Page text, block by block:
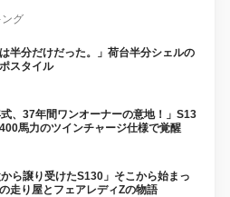
グ
は半分だけだった。」荷台半分シェルの
スタイル
式、37年間ワンオーナーの意地！」S13
馬力のツインチャージ仕様で覚醒
から譲り受けたS130」そこから始まっ
走り屋とフェアレディZの物語